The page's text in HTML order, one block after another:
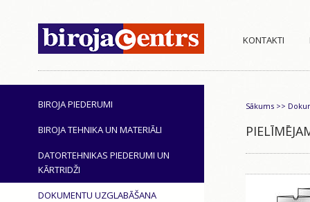
KONTAKTI
BIROJA PIEDERUMI
BIROJA TEHNIKA UN MATERIĀLI
DATORTEHNIKAS PIEDERUMI UN
KĀRTRIDŽI
DOKUMENTU UZGLABĀŠANA
Sākums >>